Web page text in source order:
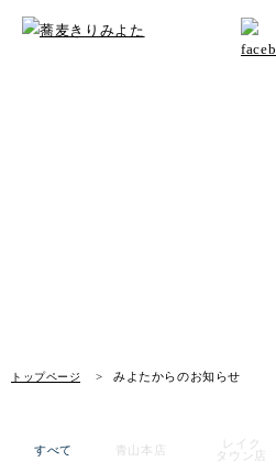
トップページ みよたからのお知らせ
お知らせ
すべて 青山本店
レイク
タウン店